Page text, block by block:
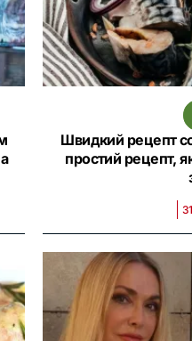
Швидкий рецепт
простий рецепт,